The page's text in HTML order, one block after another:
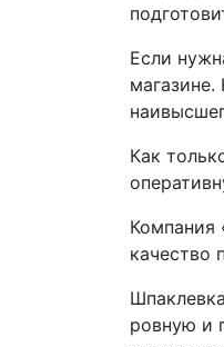
Если
Как
Компания
качество
ровную и